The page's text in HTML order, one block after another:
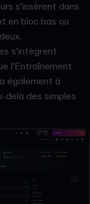
s'insèrent dans
en bloc bas ou
s'intègrent
l'Entraînement
également à
delà des simples